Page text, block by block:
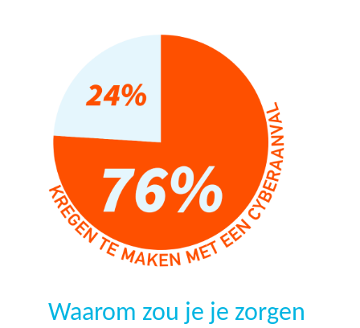
Waarom zou je je zorgen